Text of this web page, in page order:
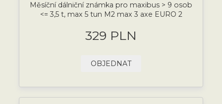
Měsíční dálniční známka pro maxibus > 9 osob
<= 3,5 t, max 5 tun M2 max 3 axe EURO 2
329 PLN
OBJEDNAT